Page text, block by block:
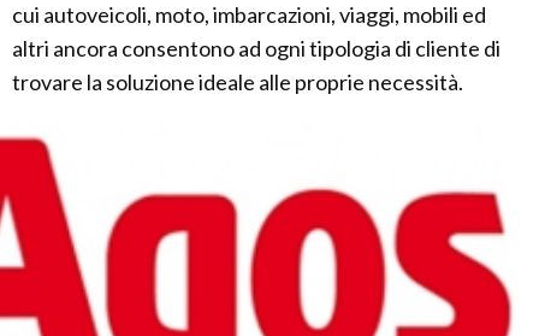
cui autoveicoli, moto, imbarcazioni, viaggi, mobili ed
altri ancora consentono ad ogni tipologia di cliente di
trovare la soluzione ideale alle proprie necessità.